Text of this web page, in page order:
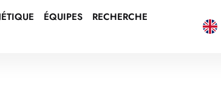
ÉQUIPES
RECHERCHE